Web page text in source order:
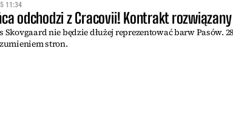
11:34
odchodzi z Cracovii! Kontrakt rozwiązany
Skovgaard nie będzie dłużej reprezentować barw Pasów.
stron.